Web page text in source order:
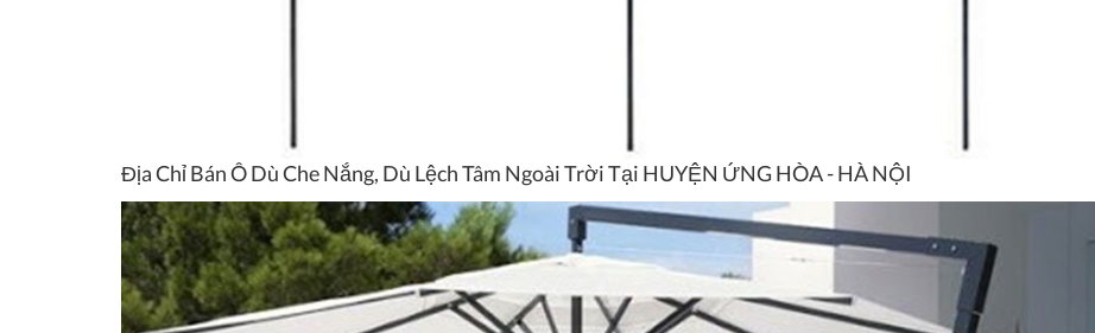
Địa Chỉ Bán Ô Dù Che Nắng, Dù Lệch Tâm Ngoài Trời Tại HUYỆN ỨNG HÒA - HÀ NỘI